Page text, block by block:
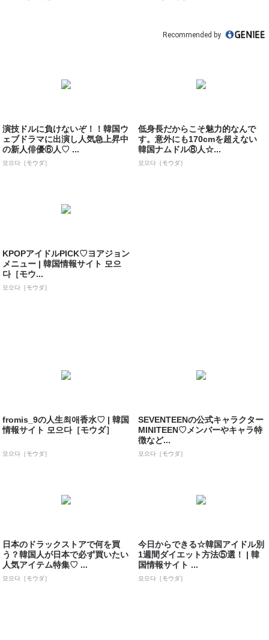
Recommended by
演技ドルに負けないぞ！！韓国ウ
ェブドラマに出演し人気急上昇中
の新人俳優⑥人♡ ...
모으다［モウダ］
低身長だからこそ魅力的なんで
す。意外にも170cmを超えない
韓国ナムドル⑧人☆...
모으다［モウダ］
KPOPアイドルPICK♡ヨアジョン
メニュー | 韓国情報サイト 모으
다［モウ...
모으다［モウダ］
fromis_9の人生최애香水♡ | 韓国
情報サイト 모으다［モウダ］
모으다［モウダ］
SEVENTEENの公式キャラクター
MINITEEN♡メンバーやキャラ特
徴など...
모으다［モウダ］
日本のドラックストアで何を買
う？韓国人が日本で必ず買いたい
人気アイテム特集♡ ...
모으다［モウダ］
今日からできる☆韓国アイドル別
1週間ダイエット方法⑤選！ | 韓
国情報サイト ...
모으다［モウダ］